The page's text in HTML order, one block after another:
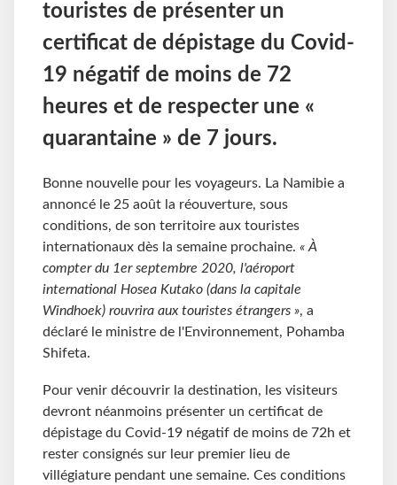
touristes de présenter un
certificat de dépistage du Covid-
19 négatif de moins de 72
heures et de respecter une «
quarantaine » de 7 jours.
Bonne nouvelle pour les voyageurs. La Namibie a
annoncé le 25 août la réouverture, sous
conditions, de son territoire aux touristes
internationaux dès la semaine prochaine. « À
compter du 1er septembre 2020, l'aéroport
international Hosea Kutako (dans la capitale
Windhoek) rouvrira aux touristes étrangers », a
déclaré le ministre de l'Environnement, Pohamba
Shifeta.
Pour venir découvrir la destination, les visiteurs
devront néanmoins présenter un certificat de
dépistage du Covid-19 négatif de moins de 72h et
rester consignés sur leur premier lieu de
villégiature pendant une semaine. Ces conditions